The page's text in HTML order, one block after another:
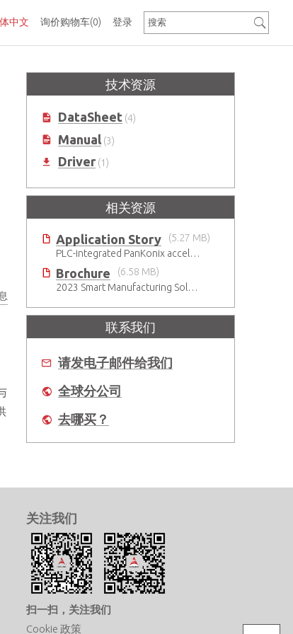
询价购物车(0)
中文 登录
技术资源
DataSheet (4)
Manual (3)
Driver (1)
相关资源
Application Story
(5.27 MB)
PLC-integrated PanKonix accelerates digitalization
Brochure
(6.58 MB)
2023 Smart Manufacturing Solutions Brochure
联系我们
请发电子邮件给我们
全球分公司
去哪买？
关注我们
扫一扫，关注我们
Cookie 政策